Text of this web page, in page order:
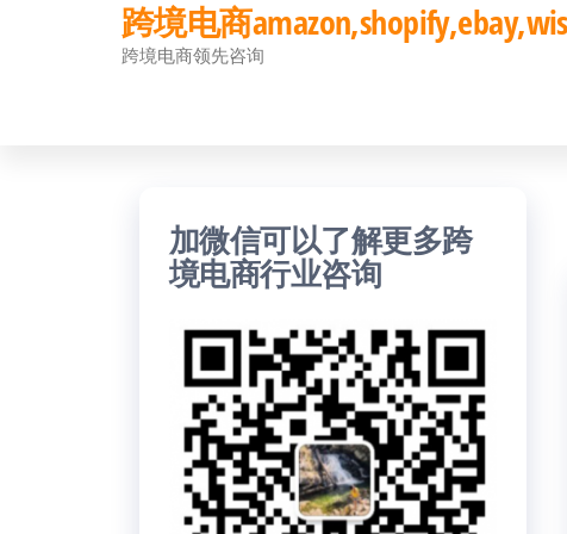
跨境电商
跨境电商领先咨询
加微信可以了解更多跨
境电商行业咨询